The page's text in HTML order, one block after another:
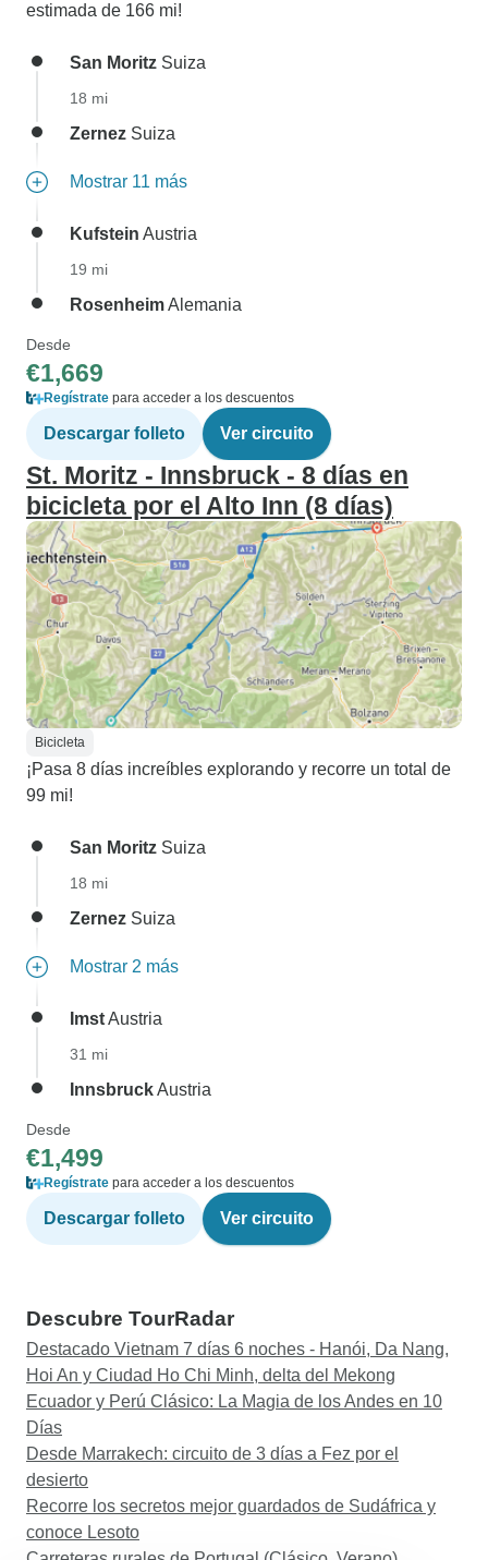
estimada de 166 mi!
San Moritz Suiza
18 mi
Zernez Suiza
Mostrar 11 más
Kufstein Austria
19 mi
RosenheimAlemania
Desde
€1,669
Regístrate para acceder a los descuentos
Descargar folleto Ver circuito
St. Moritz - Innsbruck - 8 días en
bicicleta por el Alto Inn (8 días)
Bicicleta
¡Pasa 8 días increíbles explorando y recorre un total de
99 mi!
San Moritz Suiza
18 mi
Zernez Suiza
Mostrar 2 más
ImstAustria
31 mi
InnsbruckAustria
Desde
€1,499
Regístrate para acceder a los descuentos
Descargar folleto Ver circuito
Descubre TourRadar
Destacado Vietnam 7 días 6 noches - Hanói, Da Nang,
Hoi An y Ciudad Ho Chi Minh, delta del Mekong
Ecuador y Perú Clásico: La Magia de los Andes en 10
Días
Desde Marrakech: circuito de 3 días a Fez por el
desierto
Recorre los secretos mejor guardados de Sudáfrica y
conoce Lesoto